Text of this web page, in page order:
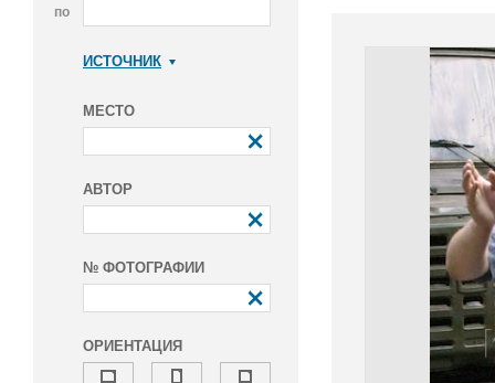
по
ИСТОЧНИК
МЕСТО
АВТОР
№ ФОТОГРАФИИ
ОРИЕНТАЦИЯ